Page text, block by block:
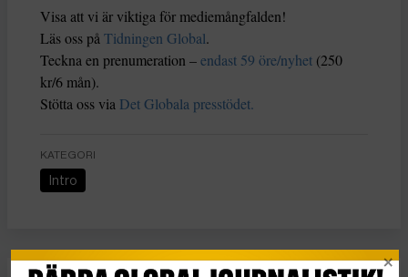
Visa att vi är viktiga för mediemångfalden!
Läs oss påTidningen Global.
Teckna en prenumeration –endast 59 öre/nyhet (250
kr/6 mån).
Stötta oss via Det Globala presstödet.
KATEGORI
Intro